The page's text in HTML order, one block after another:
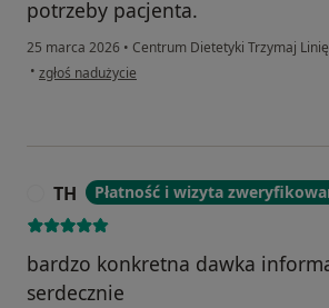
potrzeby pacjenta.
25 marca 2026 • Centrum Dietetyki Trzymaj Linię
• w opinii użytkownika Jacek
zgłoś nadużycie
TH Płatność i wizyta
bardzo konkretna dawka
serdecznie